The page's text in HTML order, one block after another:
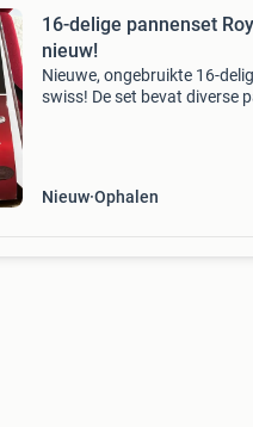
16-delige pannenset
nieuw!
Nieuwe, ongebruikte 16-
swiss! De set bevat diverse
Nieuw Ophalen